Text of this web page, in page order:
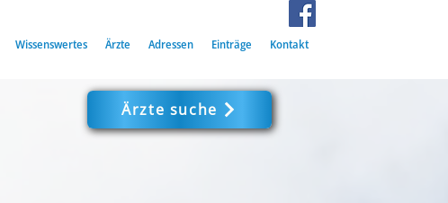
Wissenswertes Ärzte Adressen Einträge Kontakt
Ärzte suche